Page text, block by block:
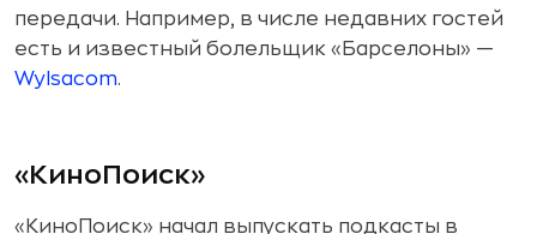
передачи. Например, в числе недавних гостей
есть и известный болельщик «Барселоны» —
Wylsacom.
«КиноПоиск»
«КиноПоиск» начал выпускать подкасты в